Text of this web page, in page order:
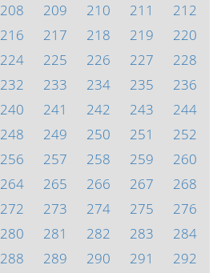
208 209 210 211
212
216 217 218 219
220
224 225 226 227
228
232 233 234 235
236
240 241 242 243
244
248 249 250 251
252
256 257 258 259
260
264 265 266 267
268
272 273 274 275
276
280 281 282 283
284
288 289 290 291
292